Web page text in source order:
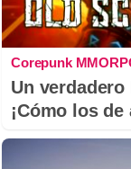
Corepunk
Un verdadero
¡Cómo los